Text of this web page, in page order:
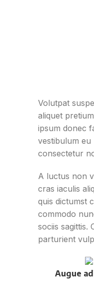
Volutpat
aliquet
ipsum donec
vestibulum eu
consectetur
A luctus non
cras iaculis
quis dictumst
commodo
sociis sagittis.
parturient
Augue